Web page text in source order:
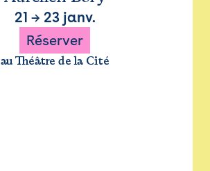
21 → 23 janv.
Réserver
au Théâtre de la Cité